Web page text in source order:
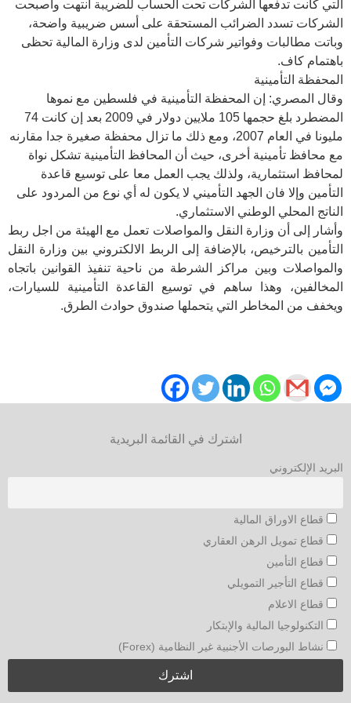
التي كانت تدفعها الشركات تحت الحساب للضريبة انتهت وأصبحت
الشركات تسدد الضرائب المستحقة على أسس ضريبية واضحة،
وباتت مطالبات وفواتير شركات التأمين لدى وزارة المالية تحظى
باهتمام كاف.
المحفظة التأمينية
وقال المصري: إن المحفظة التأمينية في فلسطين مع نموها
المضطرد بلغ حجمها 105 ملايين دولار في 2009 بعد إن كانت 74
مليونا في العام 2007، ومع ذلك ما تزال محفظة صغيرة جدا مقارنه
مع محافظ تأمينية أخرى، حيث أن المحافظ التأمينية تشكل نواة
لمحافظ استثمارية، ولذلك يجب العمل معا على توسيع قاعدة
التأمين وإلا فان الجهد التأميني لا يكون له أي نوع من المردود على
الناتج المحلي الوطني الاستثماري.
وأشار إلى أن وزارة النقل والمواصلات تعمل مع الهيئة من اجل ربط
التأمين بالترخيص، بالإضافة إلى الربط الالكتروني بين وزارة النقل
والمواصلات وبين مراكز الشرطة من ناحية تنفيذ القوانين باتجاه
المخالفين، وهذا ساهم في توسيع القاعدة التأمينية للسيارات،
ويخفف من المخاطر التي يتحملها صندوق حوادث الطرق.
اشترك في القائمة البريدية
البريد الإلكتروني
قطاع الاوراق المالية
قطاع تمويل الرهن العقاري
قطاع التأمين
قطاع التأجير التمويلي
قطاع الاعلام
التكنولوجيا المالية والإبتكار
نشاط البورصات الأجنبية غير النظامية (Forex)